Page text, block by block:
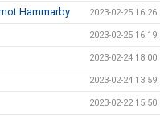
Hammarby 2023-02-25 16:26
2023-02-25 16:19
2023-02-24 18:00
2023-02-24 13:59
2023-02-22 15:50